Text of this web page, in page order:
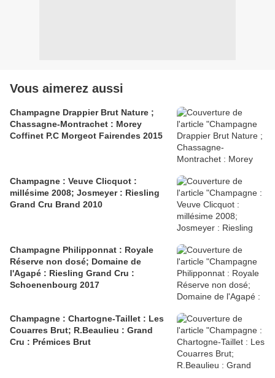
Vous aimerez aussi
Champagne Drappier Brut Nature ;
Chassagne-Montrachet : Morey
Coffinet P.C Morgeot Fairendes 2015
Champagne : Veuve Clicquot :
millésime 2008; Josmeyer : Riesling
Grand Cru Brand 2010
Champagne Philipponnat : Royale
Réserve non dosé; Domaine de
l'Agapé : Riesling Grand Cru :
Schoenenbourg 2017
Champagne : Chartogne-Taillet : Les
Couarres Brut; R.Beaulieu : Grand
Cru : Prémices Brut